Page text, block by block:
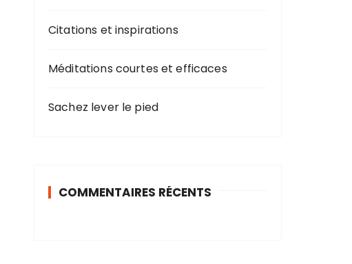
Citations et inspirations
Méditations courtes et efficaces
Sachez lever le pied
COMMENTAIRES RÉCENTS